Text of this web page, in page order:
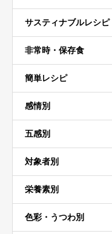
サスティナブルレシピ
非常時・保存食
簡単レシピ
感情別
五感別
対象者別
栄養素別
色彩・うつわ別